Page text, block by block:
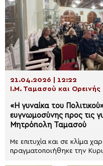
21.04.2026 | 12:22
Ι.Μ. Ταμασού και Ορεινής
«Η γυναίκα του
ευγνωμοσύνης προς τις
Μητρόπολη Ταμασού
Με επιτυχία και σε κλίμα
πραγματοποιήθηκε την